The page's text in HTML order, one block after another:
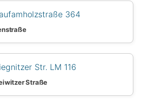
364
Str. LM 116
Straße